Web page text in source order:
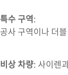
특수 구역:
공사 구역이나 더
비상 차량: 사이렌